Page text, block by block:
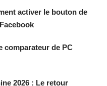
activer le bouton de
comparateur de PC
2026 : Le retour